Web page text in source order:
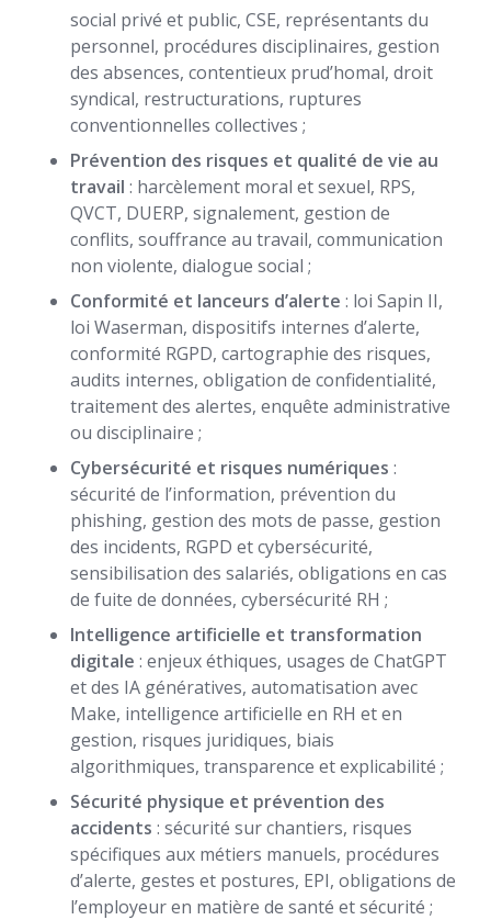
social privé et public, CSE, représentants du
personnel, procédures disciplinaires, gestion
des absences, contentieux prud’homal, droit
syndical, restructurations, ruptures
conventionnelles collectives ;
Prévention des risques et qualité de vie au
travail : harcèlement moral et sexuel, RPS,
QVCT, DUERP, signalement, gestion de
conflits, souffrance au travail, communication
non violente, dialogue social ;
Conformité et lanceurs d’alerte : loi Sapin II,
loi Waserman, dispositifs internes d’alerte,
conformité RGPD, cartographie des risques,
audits internes, obligation de confidentialité,
traitement des alertes, enquête administrative
ou disciplinaire ;
Cybersécurité et risques numériques :
sécurité de l’information, prévention du
phishing, gestion des mots de passe, gestion
des incidents, RGPD et cybersécurité,
sensibilisation des salariés, obligations en cas
de fuite de données, cybersécurité RH ;
Intelligence artificielle et transformation
digitale : enjeux éthiques, usages de ChatGPT
et des IA génératives, automatisation avec
Make, intelligence artificielle en RH et en
gestion, risques juridiques, biais
algorithmiques, transparence et explicabilité ;
Sécurité physique et prévention des
accidents : sécurité sur chantiers, risques
spécifiques aux métiers manuels, procédures
d’alerte, gestes et postures, EPI, obligations de
l’employeur en matière de santé et sécurité ;